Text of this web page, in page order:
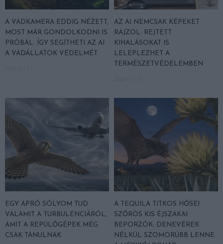
A VADKAMERA EDDIG NÉZETT,
MOST MÁR GONDOLKODNI IS
PRÓBÁL: ÍGY SEGÍTHETI AZ AI
A VADÁLLATOK VÉDELMÉT
AZ AI NEMCSAK KÉPEKET
RAJZOL: REJTETT
KIHALÁSOKAT IS
LELEPLEZHET A
TERMÉSZETVÉDELEMBEN
EGY APRÓ SÓLYOM TUD
VALAMIT A TURBULENCIÁRÓL,
AMIT A REPÜLŐGÉPEK MÉG
CSAK TANULNAK
A TEQUILA TITKOS HŐSEI
SZŐRÖS KIS ÉJSZAKAI
BEPORZÓK: DENEVÉREK
NÉLKÜL SZOMORÚBB LENNE